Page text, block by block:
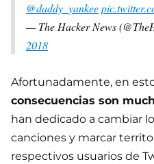
@daddy_yankee
— The Hacker News
2018
Afortunadamente, en
consecuencias son
han dedicado a cambiar
canciones y marcar
respectivos usuarios de